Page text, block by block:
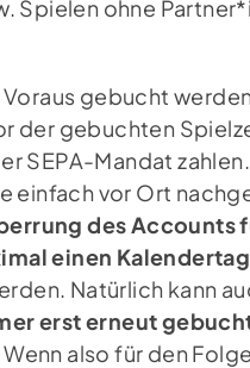
Spielen ohne
gebucht
der gebuchten
SEPA-Mandat
einfach vor Ort
des Accounts
einen Kalendertag
Natürlich kann
erst erneut
Wenn also für den
und
sein.